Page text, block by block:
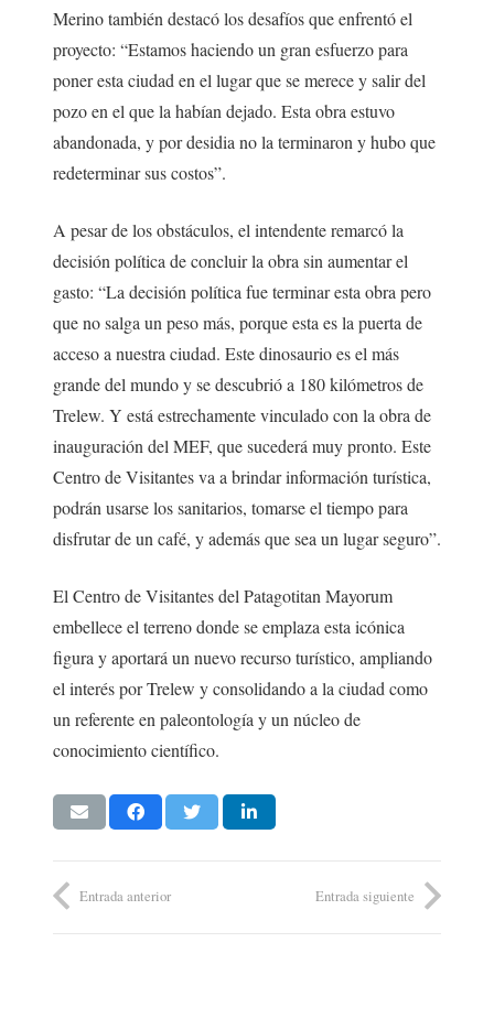
Merino también destacó los desafíos que enfrentó el
proyecto: “Estamos haciendo un gran esfuerzo para
poner esta ciudad en el lugar que se merece y salir del
pozo en el que la habían dejado. Esta obra estuvo
abandonada, y por desidia no la terminaron y hubo que
redeterminar sus costos”.
A pesar de los obstáculos, el intendente remarcó la
decisión política de concluir la obra sin aumentar el
gasto: “La decisión política fue terminar esta obra pero
que no salga un peso más, porque esta es la puerta de
acceso a nuestra ciudad. Este dinosaurio es el más
grande del mundo y se descubrió a 180 kilómetros de
Trelew. Y está estrechamente vinculado con la obra de
inauguración del MEF, que sucederá muy pronto. Este
Centro de Visitantes va a brindar información turística,
podrán usarse los sanitarios, tomarse el tiempo para
disfrutar de un café, y además que sea un lugar seguro”.
El Centro de Visitantes del Patagotitan Mayorum
embellece el terreno donde se emplaza esta icónica
figura y aportará un nuevo recurso turístico, ampliando
el interés por Trelew y consolidando a la ciudad como
un referente en paleontología y un núcleo de
conocimiento científico.
Entrada anterior Entrada siguiente